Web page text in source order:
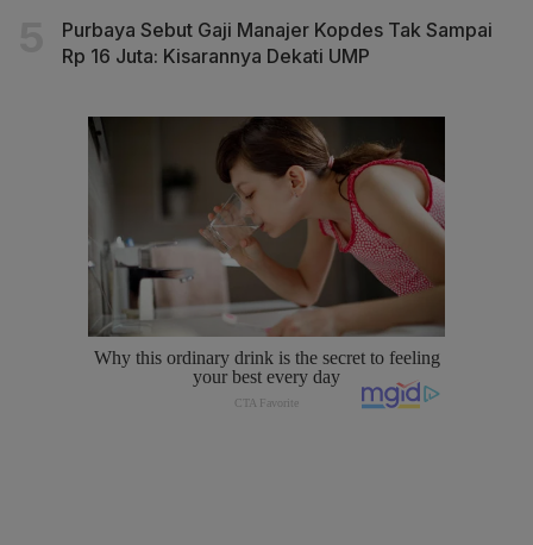
Purbaya Sebut Gaji Manajer Kopdes Tak Sampai
Rp 16 Juta: Kisarannya Dekati UMP